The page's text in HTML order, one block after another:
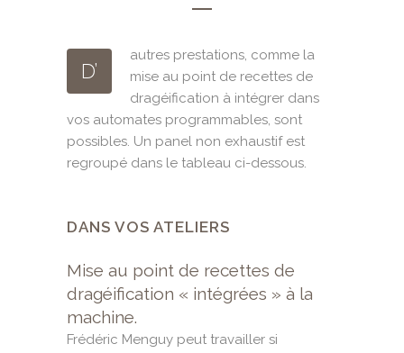
D’
autres prestations, comme la
mise au point de recettes de
dragéification à intégrer dans
vos automates programmables, sont
possibles. Un panel non exhaustif est
regroupé dans le tableau ci-dessous.
DANS VOS ATELIERS
Mise au point de recettes de
dragéification « intégrées » à la
machine.
Frédéric Menguy peut travailler si